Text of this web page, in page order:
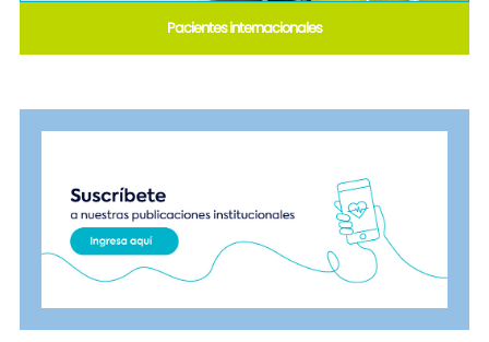
Pacientes internacionales